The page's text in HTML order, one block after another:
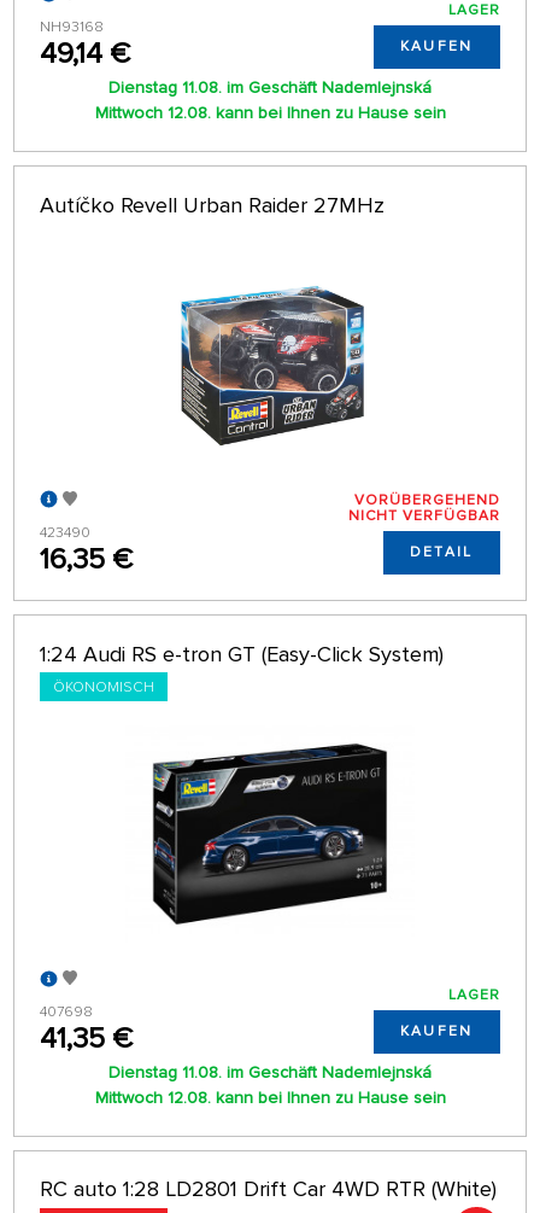
NH93168
49,14 €
LAGER
KAUFEN
Dienstag 11.08. im Geschäft Nademlejnská
Mittwoch 12.08. kann bei Ihnen zu Hause sein
Autíčko Revell Urban Raider 27MHz
423490
16,35 €
VORÜBERGEHEND
NICHT VERFÜGBAR
DETAIL
1:24 Audi RS e-tron GT (Easy-Click System)
ÖKONOMISCH
407698
41,35 €
LAGER
KAUFEN
Dienstag 11.08. im Geschäft Nademlejnská
Mittwoch 12.08. kann bei Ihnen zu Hause sein
RC auto 1:28 LD2801 Drift Car 4WD RTR (White)